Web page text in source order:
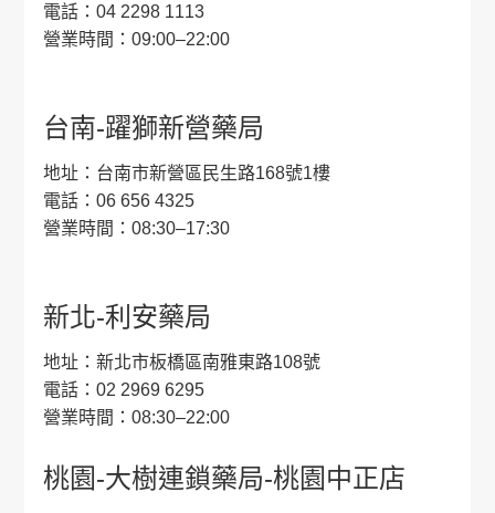
電話：04 2298 1113
營業時間：09:00–22:00
台南-躍獅新營藥局
地址：台南市新營區民生路168號1樓
電話：06 656 4325
營業時間：08:30–17:30
新北-利安藥局
地址：新北市板橋區南雅東路108號
電話：02 2969 6295
營業時間：08:30–22:00
桃園-大樹連鎖藥局-桃園中正店